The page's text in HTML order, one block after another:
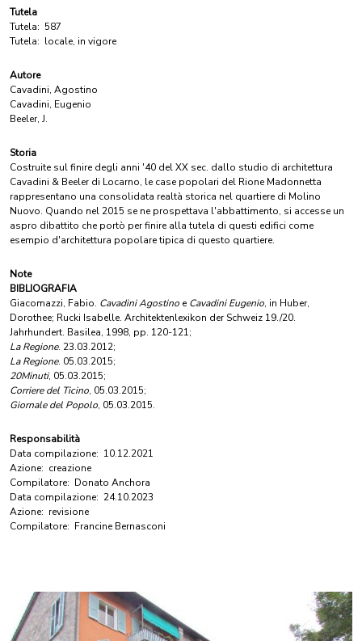
Tutela
Tutela: 587
Tutela: locale, in vigore
Autore
Cavadini, Agostino
Cavadini, Eugenio
Beeler, J.
Storia
Costruite sul finire degli anni '40 del XX sec. dallo studio di architettura
Cavadini & Beeler di Locarno, le case popolari del Rione Madonnetta
rappresentano una consolidata realtà storica nel quartiere di Molino
Nuovo. Quando nel 2015 se ne prospettava l'abbattimento, si accesse un
aspro dibattito che portò per finire alla tutela di questi edifici come
esempio d'architettura popolare tipica di questo quartiere.
Note
BIBLIOGRAFIA
Giacomazzi, Fabio. Cavadini Agostino e Cavadini Eugenio, in Huber,
Dorothee; Rucki Isabelle. Architektenlexikon der Schweiz 19./20.
Jahrhundert. Basilea, 1998, pp. 120-121;
La Regione. 23.03.2012;
La Regione. 05.03.2015;
20Minuti, 05.03.2015;
Corriere del Ticino, 05.03.2015;
Giornale del Popolo, 05.03.2015.
Responsabilità
Data compilazione: 10.12.2021
Azione: creazione
Compilatore: Donato Anchora
Data compilazione: 24.10.2023
Azione: revisione
Compilatore: Francine Bernasconi